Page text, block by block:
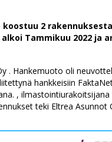
2
Tammikuu 2022 ja
. Hankemuoto oli
hankkeisiin
,
teki Eltrea Asunnot